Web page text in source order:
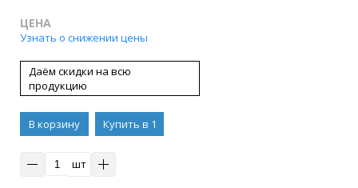
ЦЕНА
Узнать о снижении цены
Даём скидки на всю
продукцию
В корзину
Купить в 1
шт